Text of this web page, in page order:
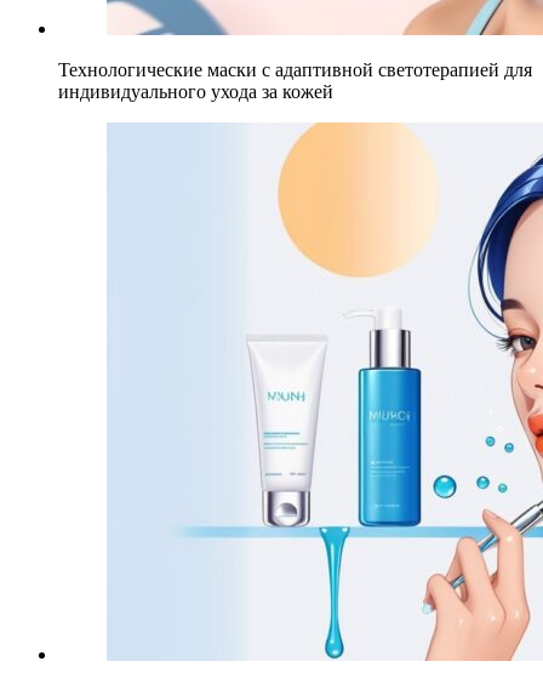
Технологические маски с адаптивной светотерапией для
индивидуального ухода за кожей